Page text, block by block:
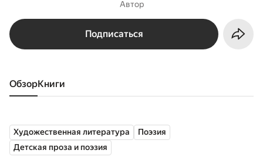
Автор
Подписаться
Обзор книги
Художественная литература
Поэзия
Детская проза и поэзия